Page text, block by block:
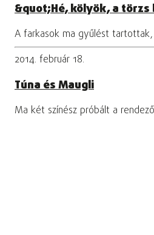
&quot;Hé, kölyök, a
A farkasok ma gyűlést
2014. február 18.
Túna és Maugli
Ma két színész próbált a